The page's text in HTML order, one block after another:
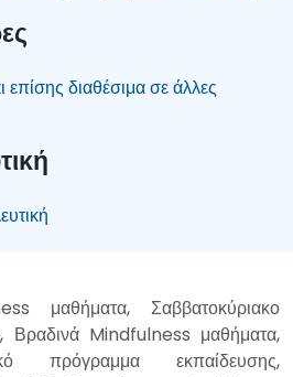
επίσης διαθέσιμα σε άλλες
μαθήματα, Σαββατοκύριακο
Βραδινά Mindfulness μαθήματα,
πρόγραμμα εκπαίδευσης,